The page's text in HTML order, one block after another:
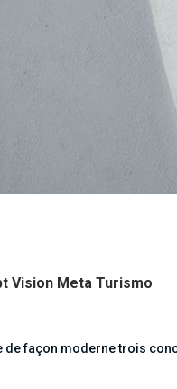
Vision Meta Turismo
de façon moderne trois